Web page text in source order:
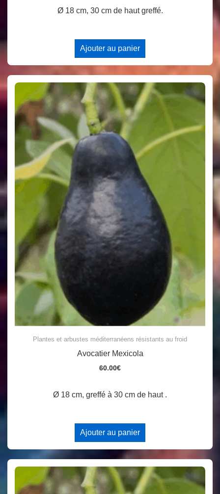
Ø 18 cm, 30 cm de haut greffé.
Ajouter au panier
Plantes et arbustes méditerranéens résistants au froid
Avocatier Mexicola
60.00€
Ø 18 cm, greffé à 30 cm de haut .
Ajouter au panier